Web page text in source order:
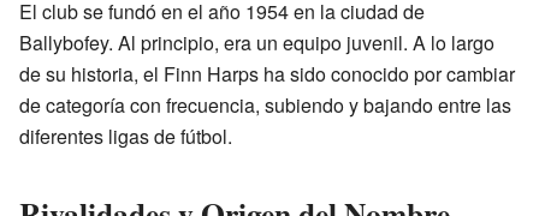
El club se fundó en el año 1954 en la ciudad de
Ballybofey. Al principio, era un equipo juvenil. A lo largo
de su historia, el Finn Harps ha sido conocido por cambiar
de categoría con frecuencia, subiendo y bajando entre las
diferentes ligas de fútbol.